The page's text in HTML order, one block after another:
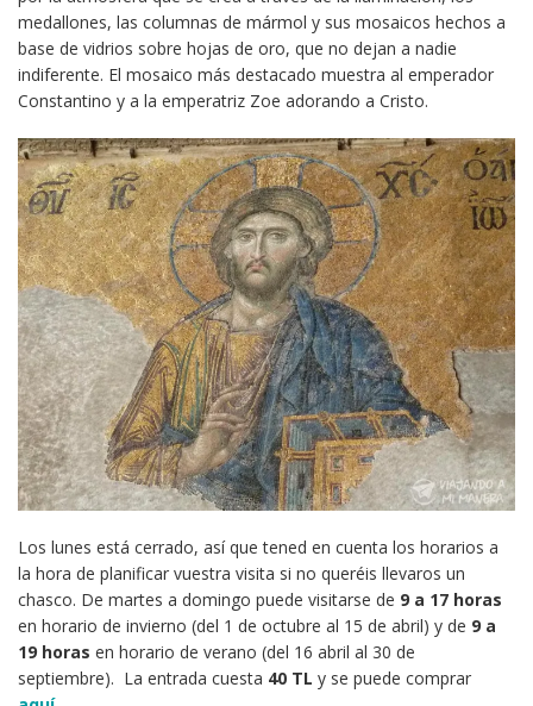
medallones, las columnas de mármol y sus mosaicos hechos a
base de vidrios sobre hojas de oro, que no dejan a nadie
indiferente. El mosaico más destacado muestra al emperador
Constantino y a la emperatriz Zoe adorando a Cristo.
Los lunes está cerrado, así que tened en cuenta los horarios a
la hora de planificar vuestra visita si no queréis llevaros un
chasco. De martes a domingo puede visitarse de 9 a 17 horas
en horario de invierno (del 1 de octubre al 15 de abril) y de 9 a
19 horas en horario de verano (del 16 abril al 30 de
septiembre). La entrada cuesta 40 TL y se puede comprar